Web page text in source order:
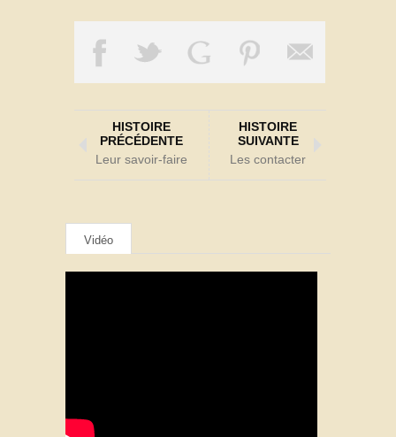
HISTOIRE
PRÉCÉDENTE
Leur savoir-faire
HISTOIRE
SUIVANTE
Les contacter
Vidéo